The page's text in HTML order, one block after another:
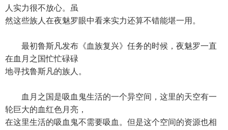
人实力很不放心。虽
然这些族人在夜魅罗眼中看来实力还算不错能堪一用。
最初鲁斯凡发布《血族复兴》任务的时候，夜魅罗一直
在血月之国忙忙碌碌
地寻找鲁斯凡的族人。
血月之国是吸血鬼生活的一个异空间，这里的天空有一
轮巨大的血红色月亮，
在这里生活的吸血鬼不需要吸血。但是这个空间的资源也相